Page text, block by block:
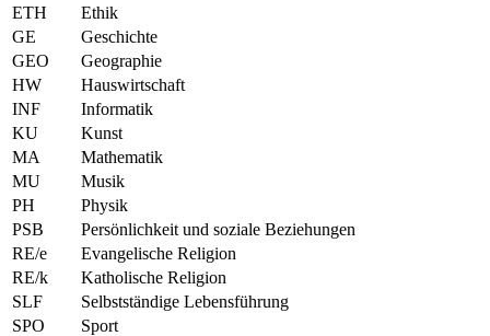
ETH
Ethik
GE
Geschichte
GEO
Geographie
HW
Hauswirtschaft
INF
Informatik
KU
Kunst
MA
Mathematik
MU
Musik
PH
Physik
PSB
Persönlichkeit und soziale Beziehungen
RE/e
Evangelische Religion
RE/k
Katholische Religion
SLF
Selbstständige Lebensführung
SPO
Sport